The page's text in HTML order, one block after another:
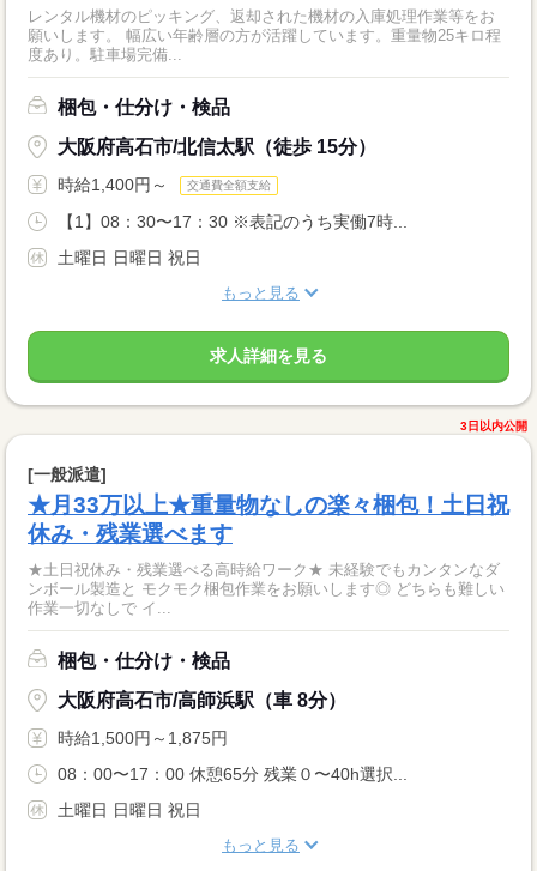
レンタル機材のピッキング、返却された機材の入庫処理作業等をお
願いします。 幅広い年齢層の方が活躍しています。重量物25キロ程
度あり。駐車場完備...
梱包・仕分け・検品
大阪府高石市/北信太駅（徒歩 15分）
時給1,400円～ 交通費全額支給
【1】08：30〜17：30 ※表記のうち実働7時...
土曜日 日曜日 祝日
もっと見る
求人詳細を見る
3日以内公開
[一般派遣]
★月33万以上★重量物なしの楽々梱包！土日祝
休み・残業選べます
★土日祝休み・残業選べる高時給ワーク★ 未経験でもカンタンなダ
ンボール製造と モクモク梱包作業をお願いします◎ どちらも難しい
作業一切なしで イ...
梱包・仕分け・検品
大阪府高石市/高師浜駅（車 8分）
時給1,500円～1,875円
08：00〜17：00 休憩65分 残業０〜40h選択...
土曜日 日曜日 祝日
もっと見る